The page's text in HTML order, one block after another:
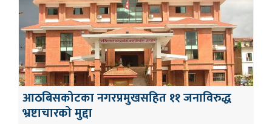
आठबिसकोटका नगरप्रमुखसहित ११ जनाविरुद्ध
भ्रष्टाचारको मुद्दा